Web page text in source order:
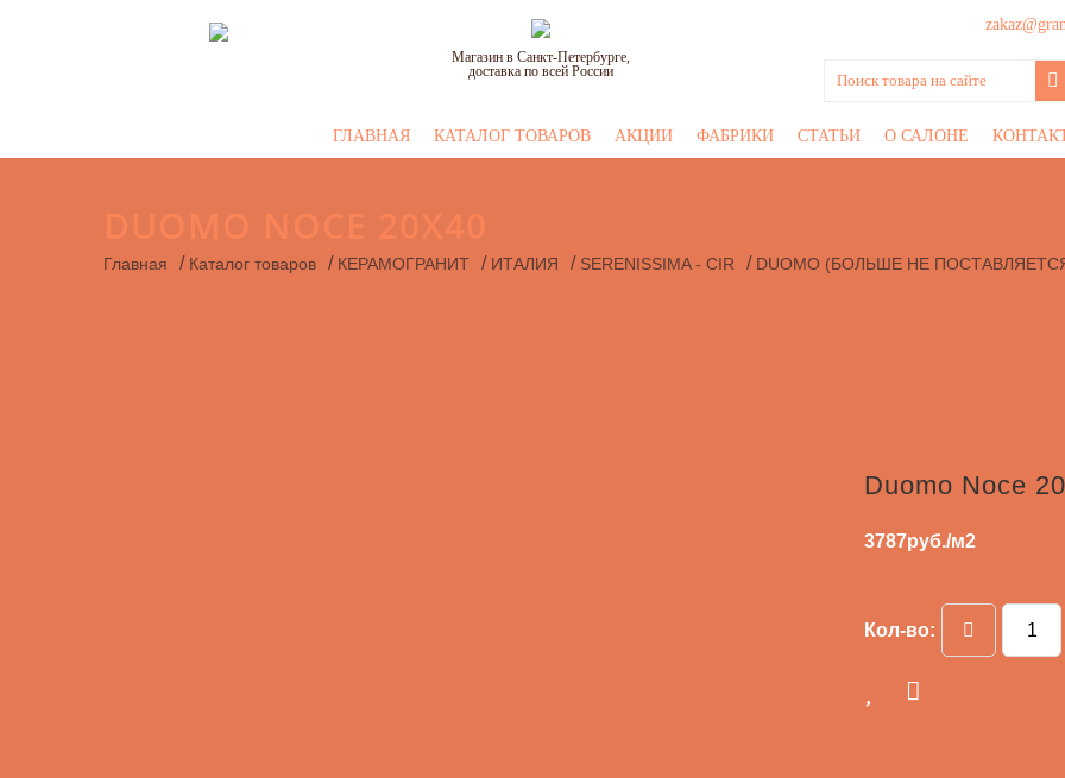
Магазин в Санкт-Петербурге,
доставка по всей России
ГЛАВНАЯ КАТАЛОГ ТОВАРОВ АКЦИИ ФАБРИКИ СТАТЬИ О САЛОНЕ
Главная / Каталог товаров / КЕРАМОГРАНИТ / ИТАЛИЯ / SERENISSIMA - CIR / DUOMO (БОЛЬШЕ НЕ
Duomo Noce
3787руб./м2
Кол-во: